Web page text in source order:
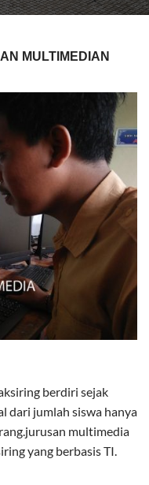
MULTIMEDIAN
berdiri sejak
dari jumlah siswa hanya
multimedia
yang berbasis TI.